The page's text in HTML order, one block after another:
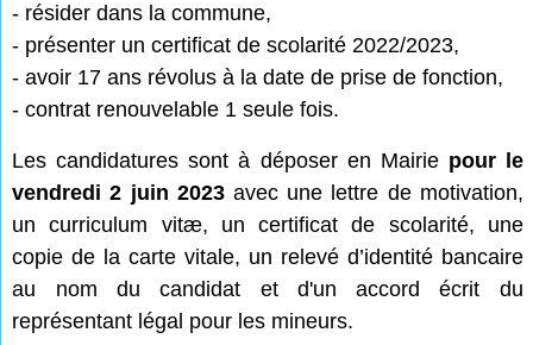
- résider dans la commune,
- présenter un certificat de scolarité 2022/2023,
- avoir 17 ans révolus à la date de prise de fonction,
- contrat renouvelable 1 seule fois.
Les candidatures sont à déposer en Mairie pour le
vendredi 2 juin 2023avec une lettre de motivation,
un curriculum vitæ, un certificat de scolarité, une
copie de la carte vitale, un relevé d’identité bancaire
au nom du candidat et d'un accord écrit du
représentant légal pour les mineurs.